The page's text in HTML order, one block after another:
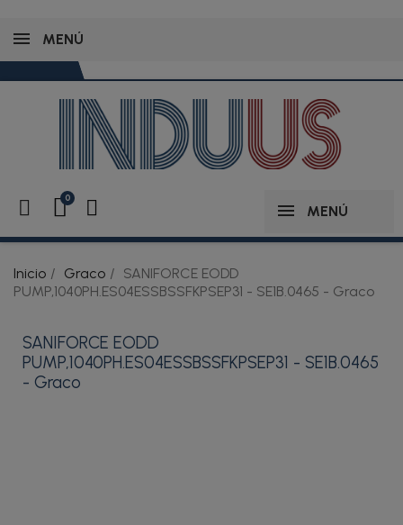
MENÚ
MENÚ
Inicio Graco
SANIFORCE EODD
PUMP,1040PH.ES04ESSBSSFKPSEP31 - SE1B.0465 - Graco
SANIFORCE EODD
PUMP,1040PH.ES04ESSBSSFKPSEP31 - SE1B.0465
- Graco